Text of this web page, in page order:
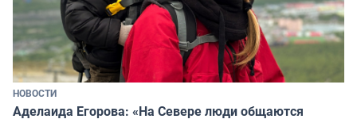
НОВОСТИ
Аделаида Егорова: «На Севере люди общаются